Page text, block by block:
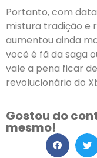
Portanto, com
mistura tradição e
aumentou ainda
você é fã da saga
vale a pena ficar
revolucionário do
Gostou do
mesmo!